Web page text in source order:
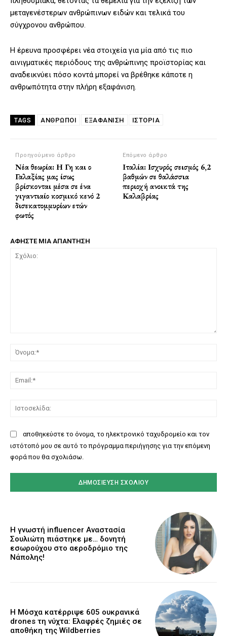
μεταγενέστερων ανθρώπινων ειδών και τελικά του
σύγχρονου ανθρώπου.
Η έρευνα προσφέρει νέα στοιχεία για μία από τις πιο
αινιγματικές περιόδους της ανθρώπινης προϊστορίας και
αναδεικνύει πόσο κοντά μπορεί να βρέθηκε κάποτε η
ανθρωπότητα στην πλήρη εξαφάνιση.
TAGS ΆΝΘΡΩΠΟΙ ΕΞΑΦΑΝΙΣΗ ΙΣΤΟΡΊΑ
Προηγούμενο άρθρο
Νέα θεωρία: Η Γη και ο
Γαλαξίας μας ίσως
βρίσκονται μέσα σε ένα
γιγαντιαίο κοσμικό κενό 2
δισεκατομμυρίων ετών
φωτός
Επόμενο άρθρο
Ιταλία: Ισχυρός σεισμός 6,2
βαθμών σε θαλάσσια
περιοχή ανοικτά της
Καλαβρίας
ΑΦΗΣΤΕ ΜΙΑ ΑΠΑΝΤΗΣΗ
αποθηκεύστε το όνομα, το ηλεκτρονικό ταχυδρομείο και τον
ιστότοπό μου σε αυτό το πρόγραμμα περιήγησης για την επόμενη
φορά που θα σχολιάσω.
Η γνωστή influencer Αναστασία
Σουλιώτη πιάστηκε με… δονητή
εσωρούχου στο αεροδρόμιο της
Νάπολης!
Η Μόσχα κατέρριψε 605 ουκρανικά
drones τη νύχτα: Ελαφρές ζημιές σε
αποθήκη της Wildberries